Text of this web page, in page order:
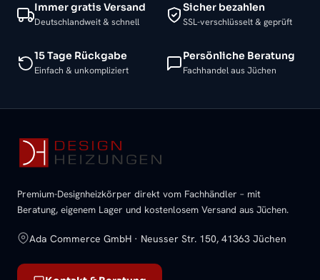
Immer gratis Versand
Deutschlandweit & schnell
Sicher bezahlen
SSL-verschlüsselt & geprüft
15 Tage Rückgabe
Einfach & unkompliziert
Persönliche Beratung
Fachhandel aus Jüchen
Premium-Designheizkörper direkt vom Fachhändler – mit
Beratung, eigenem Lager und kostenlosem Versand aus Jüchen.
Ada Commerce GmbH · Neusser Str. 150, 41363 Jüchen